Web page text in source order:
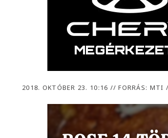
2018. OKTÓBER 23. 10:16 // FORRÁS: MTI